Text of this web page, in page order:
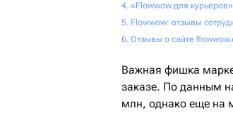
«Flowwow для
Flowwow: отзывы
Отзывы о сайте
Важная фишка
заказе. По данным
млн, однако еще на